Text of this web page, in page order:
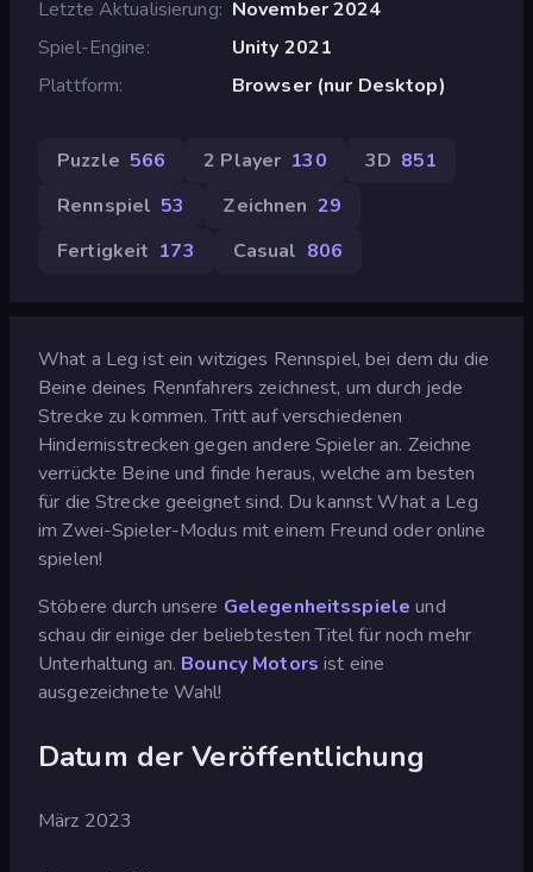
Letzte Aktualisierung November 2024
Spiel-Engine
Unity 2021
Plattform
Browser (nur Desktop)
Puzzle 566 2 Player 130 3D 851
Rennspiel 53 Zeichnen 29
Fertigkeit 173 Casual 806
What a Leg ist ein witziges Rennspiel, bei dem du die
Beine deines Rennfahrers zeichnest, um durch jede
Strecke zu kommen. Tritt auf verschiedenen
Hindernisstrecken gegen andere Spieler an. Zeichne
verrückte Beine und finde heraus, welche am besten
für die Strecke geeignet sind. Du kannst What a Leg
im Zwei-Spieler-Modus mit einem Freund oder online
spielen!
Stöbere durch unsere Gelegenheitsspiele und
schau dir einige der beliebtesten Titel für noch mehr
Unterhaltung an. Bouncy Motors ist eine
ausgezeichnete Wahl!
Datum der Veröffentlichung
März 2023